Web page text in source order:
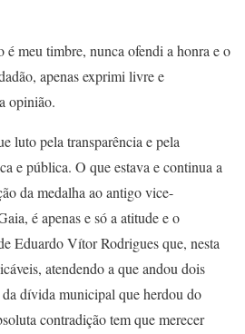
é meu timbre, nunca ofendi a honra e o
apenas exprimi livre e
opinião.
luto pela transparência e pela
e pública. O que estava e continua a
da medalha ao antigo vice-
é apenas e só a atitude e o
Eduardo Vítor Rodrigues que, nesta
atendendo a que andou dois
da dívida municipal que herdou do
contradição tem que merecer